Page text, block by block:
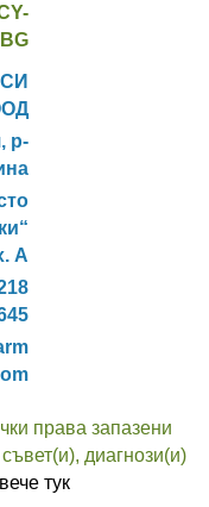
BG
р-
А
права запазени
диагнози(и)
тук